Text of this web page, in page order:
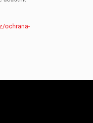
ochrana-